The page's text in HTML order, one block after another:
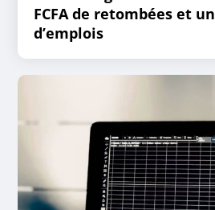
FCFA de retombées et
d’emplois